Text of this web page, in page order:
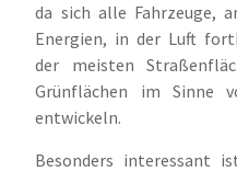
da sich alle Fahrzeuge,
Energien, in der Luft
der meisten
Grünflächen im Sinne
entwickeln.
Besonders interessant